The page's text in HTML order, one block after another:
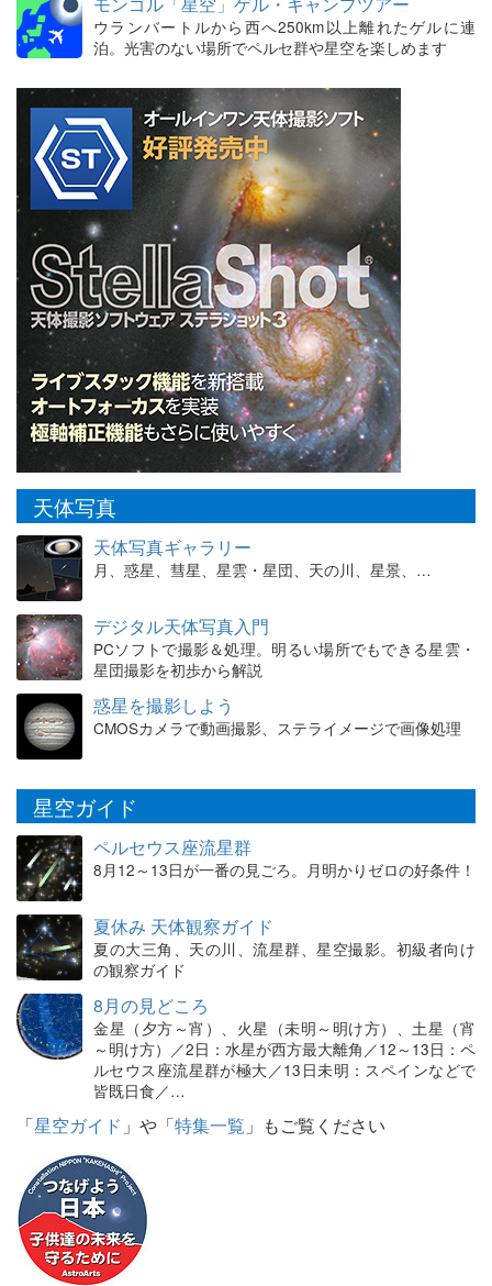
ウランバートルから西へ250km以上離れたゲルに連
泊。光害のない場所でペルセ群や星空を楽しめます
天体写真
天体写真ギャラリー
月、惑星、彗星、星雲・星団、天の川、星景、…
デジタル天体写真入門
PCソフトで撮影＆処理。明るい場所でもできる星雲・
星団撮影を初歩から解説
惑星を撮影しよう
CMOSカメラで動画撮影、ステライメージで画像処理
星空ガイド
ペルセウス座流星群
8月12～13日が一番の見ごろ。月明かりゼロの好条件！
夏休み 天体観察ガイド
夏の大三角、天の川、流星群、星空撮影。初級者向け
の観察ガイド
8月の見どころ
金星（夕方～宵）、火星（未明～明け方）、土星（宵
～明け方）／2日：水星が西方最大離角／12～13日：ペ
ルセウス座流星群が極大／13日未明：スペインなどで
皆既日食／…
「星空ガイド 」や「特集一覧 」もご覧ください